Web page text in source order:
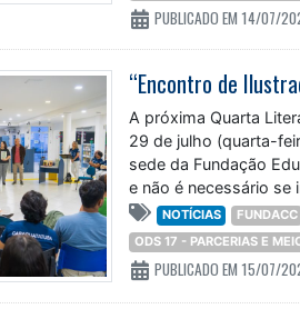
PUBLICADO EM 14/07/
“Encontro de
A próxima Quarta
29 de julho (quarta-
sede da Fundação
e não é necessário se
NOTÍCIAS FUNDACC
ODS 17 - PARCERIAS E
PUBLICADO EM 15/07/